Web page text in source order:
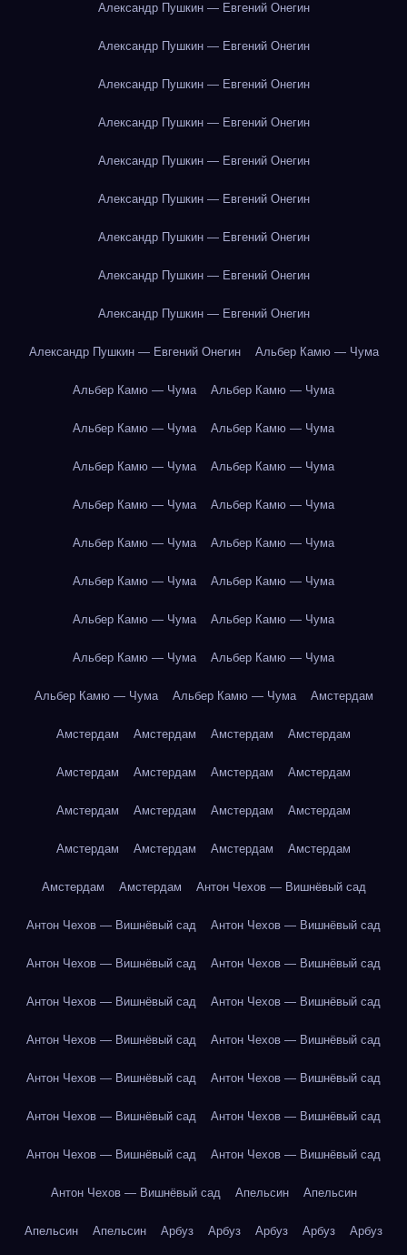
Александр Пушкин — Евгений Онегин
Александр Пушкин — Евгений Онегин
Александр Пушкин — Евгений Онегин
Александр Пушкин — Евгений Онегин
Александр Пушкин — Евгений Онегин
Александр Пушкин — Евгений Онегин
Александр Пушкин — Евгений Онегин
Александр Пушкин — Евгений Онегин
Александр Пушкин — Евгений Онегин
Александр Пушкин — Евгений Онегин Альбер Камю — Чума
Альбер Камю — Чума Альбер Камю — Чума
Альбер Камю — Чума Альбер Камю — Чума
Альбер Камю — Чума Альбер Камю — Чума
Альбер Камю — Чума Альбер Камю — Чума
Альбер Камю — Чума Альбер Камю — Чума
Альбер Камю — Чума Альбер Камю — Чума
Альбер Камю — Чума Альбер Камю — Чума
Альбер Камю — Чума Альбер Камю — Чума
Альбер Камю — Чума Альбер Камю — Чума Амстердам
Амстердам Амстердам Амстердам Амстердам
Амстердам Амстердам Амстердам Амстердам
Амстердам Амстердам Амстердам Амстердам
Амстердам Амстердам Амстердам Амстердам
Амстердам Амстердам Антон Чехов — Вишнёвый сад
Антон Чехов — Вишнёвый сад Антон Чехов — Вишнёвый сад
Антон Чехов — Вишнёвый сад Антон Чехов — Вишнёвый сад
Антон Чехов — Вишнёвый сад Антон Чехов — Вишнёвый сад
Антон Чехов — Вишнёвый сад Антон Чехов — Вишнёвый сад
Антон Чехов — Вишнёвый сад Антон Чехов — Вишнёвый сад
Антон Чехов — Вишнёвый сад Антон Чехов — Вишнёвый сад
Антон Чехов — Вишнёвый сад Антон Чехов — Вишнёвый сад
Антон Чехов — Вишнёвый сад Апельсин Апельсин
Апельсин Апельсин Арбуз Арбуз Арбуз Арбуз Арбуз